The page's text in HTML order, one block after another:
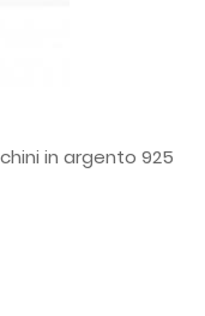
in argento 925